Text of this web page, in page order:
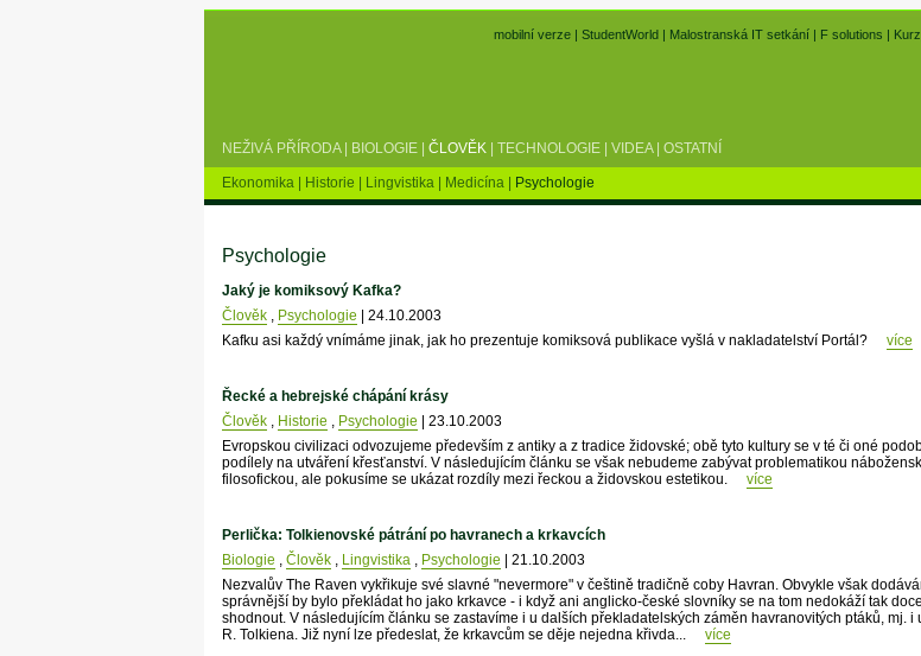
mobilní verze |StudentWorld | Malostranská IT setkání | F solutions |
NEŽIVÁ PŘÍRODA| BIOLOGIE | ČLOVĚK | TECHNOLOGIE | VIDEA| OSTATNÍ
Ekonomika | Historie | Lingvistika | Medicína | Psychologie
Psychologie
Jaký je komiksový Kafka?
Člověk, Psychologie | 24.10.2003
Kafku asi každý vnímáme jinak, jak ho prezentuje komiksová publikace vyšlá v nakladatelství Portál?
více
Řecké a hebrejské chápání krásy
Člověk, Historie , Psychologie | 23.10.2003
Evropskou civilizaci odvozujeme především z antiky a z tradice židovské; obě tyto kultury se v té či oné
podílely na utváření křesťanství. V následujícím článku se však nebudeme zabývat problematikou
filosofickou, ale pokusíme se ukázat rozdíly mezi řeckou a židovskou estetikou.
více
Perlička: Tolkienovské pátrání po havranech a krkavcích
Biologie , Člověk, Lingvistika, Psychologie | 21.10.2003
Nezvalův The Raven vykřikuje své slavné "nevermore" v češtině tradičně coby Havran. Obvykle však
správnější by bylo překládat ho jako krkavce - i když ani anglicko-české slovníky se na tom nedokáží tak
shodnout. V následujícím článku se zastavíme i u dalších překladatelských záměn havranovitých ptáků, mj. i
R. Tolkiena. Již nyní lze předeslat, že krkavcům se děje nejedna křivda...
více